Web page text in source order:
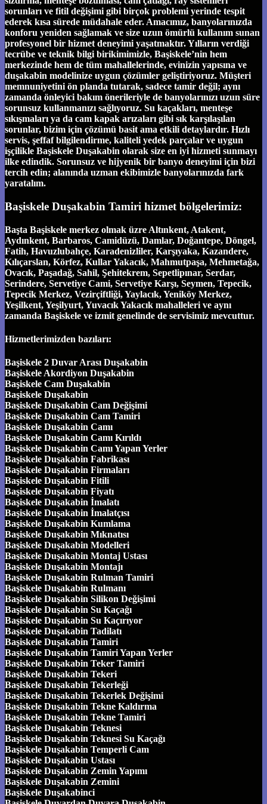
sorunları ve fitil değişimi gibi birçok problemi yerinde tespit
ederek kısa sürede müdahale eder. Amacımız, banyolarınızda
konforu yeniden sağlamak ve size uzun ömürlü kullanım sunan
profesyonel bir hizmet deneyimi yaşatmaktır. Yılların verdiği
tecrübe ve teknik bilgi birikimimizle, Başiskele’nin hem
merkezinde hem de tüm mahallelerinde, evinizin yapısına ve
duşakabin modelinize uygun çözümler geliştiriyoruz. Müşteri
memnuniyetini ön planda tutarak, sadece tamir değil; aynı
zamanda önleyici bakım önerileriyle de banyolarınızı uzun süre
sorunsuz kullanmanızı sağlıyoruz. Su kaçakları, menteşe
sıkışmaları ya da cam kapak arızaları gibi sık karşılaşılan
sorunlar, bizim için çözümü basit ama etkili detaylardır. Hızlı
servis, şeffaf bilgilendirme, kaliteli yedek parçalar ve uygun
işçilikle Başiskele Duşakabin olarak size en iyi hizmeti sunmayı
ilke edindik. Sorunsuz ve hijyenik bir banyo deneyimi için bizi
tercih edin; alanında uzman ekibimizle banyolarınızda fark
yaratalım.
Başiskele Duşakabin Tamiri hizmet bölgelerimiz:
Başta Başiskele merkez olmak üzre Altınkent, Atakent,
Aydınkent, Barbaros, Camidüzü, Damlar, Doğantepe, Döngel,
Fatih, Havuzlubahçe, Karadenizliler, Karşıyaka, Kazandere,
Kılıçarslan, Körfez, Kullar Yakacık, Mahmutpaşa, Mehmetağa,
Ovacık, Paşadağ, Sahil, Şehitekrem, Sepetlipınar, Serdar,
Serindere, Servetiye Cami, Servetiye Karşı, Seymen, Tepecik,
Tepecik Merkez, Vezirçiftliği, Yaylacık, Yeniköy Merkez,
Yeşilkent, Yeşilyurt, Yuvacık Yakacık mahalleleri ve aynı
zamanda Başiskele ve izmit genelinde de servisimiz mevcuttur.
Hizmetlerimizden bazıları:
Başiskele 2 Duvar Arası Duşakabin
Başiskele Akordiyon Duşakabin
Başiskele Cam Duşakabin
Başiskele Duşakabin
Başiskele Duşakabin Cam Değişimi
Başiskele Duşakabin Cam Tamiri
Başiskele Duşakabin Camı
Başiskele Duşakabin Camı Kırıldı
Başiskele Duşakabin Camı Yapan Yerler
Başiskele Duşakabin Fabrikası
Başiskele Duşakabin Firmaları
Başiskele Duşakabin Fitili
Başiskele Duşakabin Fiyatı
Başiskele Duşakabin İmalatı
Başiskele Duşakabin İmalatçısı
Başiskele Duşakabin Kumlama
Başiskele Duşakabin Mıknatısı
Başiskele Duşakabin Modelleri
Başiskele Duşakabin Montaj Ustası
Başiskele Duşakabin Montajı
Başiskele Duşakabin Rulman Tamiri
Başiskele Duşakabin Rulmanı
Başiskele Duşakabin Silikon Değişimi
Başiskele Duşakabin Su Kaçağı
Başiskele Duşakabin Su Kaçırıyor
Başiskele Duşakabin Tadilatı
Başiskele Duşakabin Tamiri
Başiskele Duşakabin Tamiri Yapan Yerler
Başiskele Duşakabin Teker Tamiri
Başiskele Duşakabin Tekeri
Başiskele Duşakabin Tekerleği
Başiskele Duşakabin Tekerlek Değişimi
Başiskele Duşakabin Tekne Kaldırma
Başiskele Duşakabin Tekne Tamiri
Başiskele Duşakabin Teknesi
Başiskele Duşakabin Teknesi Su Kaçağı
Başiskele Duşakabin Temperli Cam
Başiskele Duşakabin Ustası
Başiskele Duşakabin Zemin Yapımı
Başiskele Duşakabin Zemini
Başiskele Duşakabinci